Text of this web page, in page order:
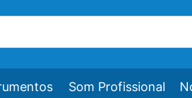
Som Profissional